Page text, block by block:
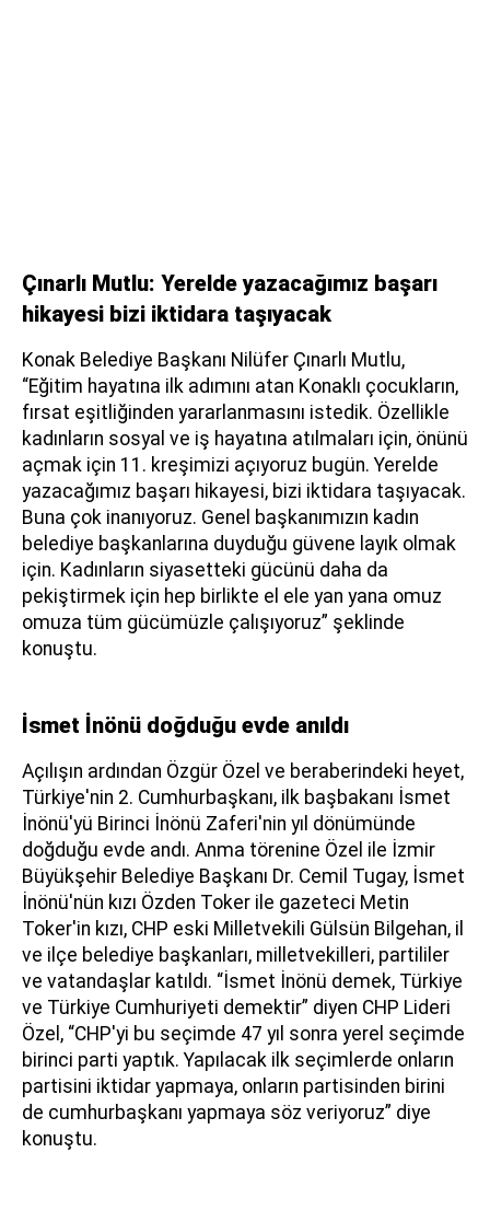
Çınarlı Mutlu: Yerelde yazacağımız başarı
hikayesi bizi iktidara taşıyacak
Konak Belediye Başkanı Nilüfer Çınarlı Mutlu,
“Eğitim hayatına ilk adımını atan Konaklı çocukların,
fırsat eşitliğinden yararlanmasını istedik. Özellikle
kadınların sosyal ve iş hayatına atılmaları için, önünü
açmak için 11. kreşimizi açıyoruz bugün. Yerelde
yazacağımız başarı hikayesi, bizi iktidara taşıyacak.
Buna çok inanıyoruz. Genel başkanımızın kadın
belediye başkanlarına duyduğu güvene layık olmak
için. Kadınların siyasetteki gücünü daha da
pekiştirmek için hep birlikte el ele yan yana omuz
omuza tüm gücümüzle çalışıyoruz” şeklinde
konuştu.
İsmet İnönü doğduğu evde anıldı
Açılışın ardından Özgür Özel ve beraberindeki heyet,
Türkiye'nin 2. Cumhurbaşkanı, ilk başbakanı İsmet
İnönü'yü Birinci İnönü Zaferi'nin yıl dönümünde
doğduğu evde andı. Anma törenine Özel ile İzmir
Büyükşehir Belediye Başkanı Dr. Cemil Tugay, İsmet
İnönü'nün kızı Özden Toker ile gazeteci Metin
Toker'in kızı, CHP eski Milletvekili Gülsün Bilgehan, il
ve ilçe belediye başkanları, milletvekilleri, partililer
ve vatandaşlar katıldı. “İsmet İnönü demek, Türkiye
ve Türkiye Cumhuriyeti demektir” diyen CHP Lideri
Özel, “CHP'yi bu seçimde 47 yıl sonra yerel seçimde
birinci parti yaptık. Yapılacak ilk seçimlerde onların
partisini iktidar yapmaya, onların partisinden birini
de cumhurbaşkanı yapmaya söz veriyoruz” diye
konuştu.